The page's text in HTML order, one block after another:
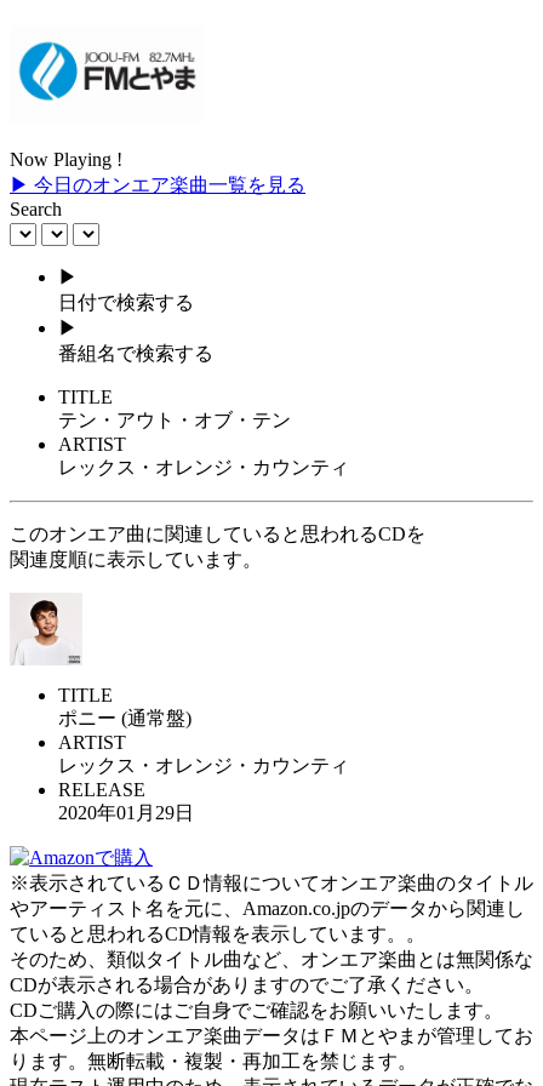
Now Playing !
▶ 今日のオンエア楽曲一覧を見る
Search
▶
日付で検索する
▶
番組名で検索する
TITLE
テン・アウト・オブ・テン
ARTIST
レックス・オレンジ・カウンティ
このオンエア曲に関連していると思われるCDを
関連度順に表示しています。
TITLE
ポニー (通常盤)
ARTIST
レックス・オレンジ・カウンティ
RELEASE
2020年01月29日
※表示されているＣＤ情報についてオンエア楽曲のタイトル
やアーティスト名を元に、Amazon.co.jpのデータから関連し
ていると思われるCD情報を表示しています。。
そのため、類似タイトル曲など、オンエア楽曲とは無関係な
CDが表示される場合がありますのでご了承ください。
CDご購入の際にはご自身でご確認をお願いいたします。
本ページ上のオンエア楽曲データはＦＭとやまが管理してお
ります。無断転載・複製・再加工を禁じます。